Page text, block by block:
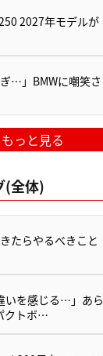
2027年モデルが
…」BMWに嘲笑さ
もっと見る
(全体)
たらやるべきこと
いを感じる…」あら
クトボ…